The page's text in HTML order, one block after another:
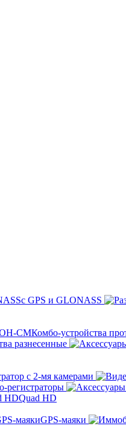
с GPS и GLONASS
Комбо-устройства
разнесенные
с 2-мя камерами
регистраторы
Quad HD
GPS-маяки